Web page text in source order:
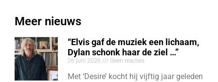
Meer nieuws
“Elvis gaf de muziek een lichaam,
Dylan schonk haar de ziel …”
26 juni 2026 Geen reacties
Met ‘Desire’ kocht hij vijftig jaar geleden